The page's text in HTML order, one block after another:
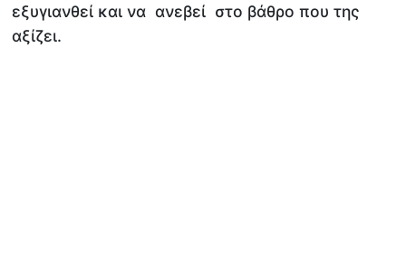
εξυγιανθεί και να ανεβεί στο βάθρο που της
αξίζει.